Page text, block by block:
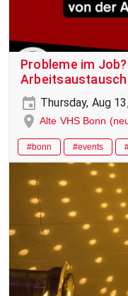
Probleme im
Arbeitsaustausch
Thursday, Aug
Alte VHS Bonn
#bonn #events